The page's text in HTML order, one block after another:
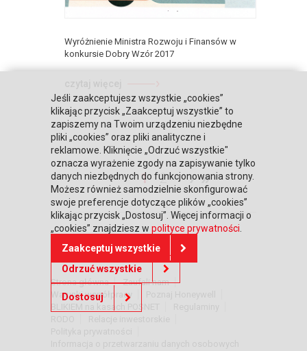
Wyróżnienie Ministra Rozwoju i Finansów w
konkursie Dobry Wzór 2017
1 2 ›»
DOWIEDZ SIĘ WIĘCEJ
Strona główna
Zaufali nam
Warunki współpracy
Jeśli zaakceptujesz wszystkie „cookies”
klikając przycisk „Zaakceptuj wszystkie” to
zapiszemy na Twoim urządzeniu niezbędne
pliki „cookies” oraz pliki analityczne i
reklamowe. Kliknięcie „Odrzuć wszystkie"
oznacza wyrażenie zgody na zapisywanie tylko
danych niezbędnych do funkcjonowania strony.
Możesz również samodzielnie skonfigurować
swoje preferencje dotyczące plików „cookies”
klikając przycisk „Dostosuj”. Więcej informacji o
„cookies” znajdziesz w polityce prywatności
Zaakceptuj wszystkie
Odrzuć wszystkie
Dostosuj